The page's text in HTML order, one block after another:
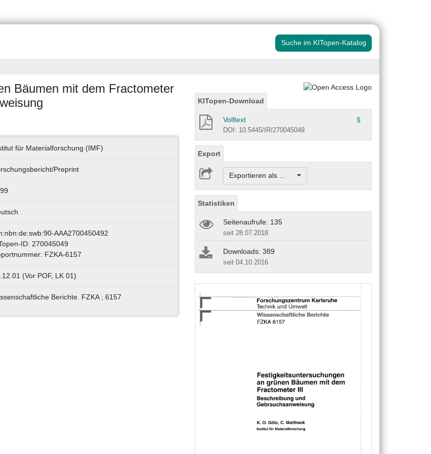
Suche im KITopen-Katalog
Bäumen mit dem Fractometer
für Materialforschung (IMF)
Preprint
AAA2700450492
ID: 270045049
FZKA-6157
(Vor POF, LK 01)
Berichte. FZKA ; 6157
KITopen-Download
Volltext §
DOI: 10.5445/IR/270045049
Export
Exportieren als ...
Statistiken
Seitenaufrufe: 135
seit 28.07.2018
Downloads: 389
seit 04.10.2016